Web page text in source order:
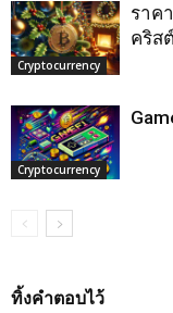
Cryptocurrency
ราค
คริส
Cryptocurrency
ทิ้งคำตอบไว้